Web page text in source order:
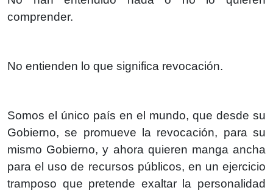
comprender.
No entienden lo que significa revocación.
Somos el único país en el mundo, que desde su
Gobierno, se promueve la revocación, para su
mismo Gobierno, y ahora quieren manga ancha
para el uso de recursos públicos, en un ejercicio
tramposo que pretende exaltar la personalidad